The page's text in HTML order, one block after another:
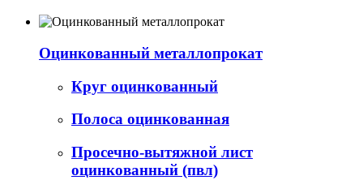
Оцинкованный металлопрокат
Круг оцинкованный
Полоса оцинкованная
Просечно-вытяжной лист
оцинкованный (пвл)